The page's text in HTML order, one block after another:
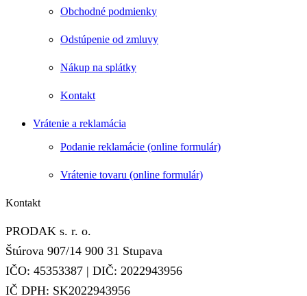
Obchodné podmienky
Odstúpenie od zmluvy
Nákup na splátky
Kontakt
Vrátenie a reklamácia
Podanie reklamácie (online formulár)
Vrátenie tovaru (online formulár)
Kontakt
PRODAK s. r. o.
Štúrova 907/14 900 31 Stupava
IČO: 45353387 | DIČ: 2022943956
IČ DPH: SK2022943956